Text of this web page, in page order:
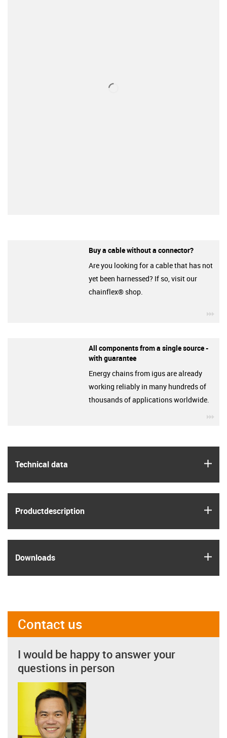
Technical data
Product­description
Downloads
Buy a cable without a connector?
Are you looking for a cable that has not
yet been harnessed? If so, visit our
chainflex® shop.
All components from a single source -
with guarantee
Energy chains from igus are already
working reliably in many hundreds of
thousands of applications worldwide.
Contact us
I would be happy to answer your
questions in person